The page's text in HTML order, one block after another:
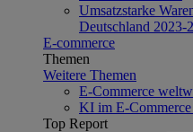
Umsatzstarke
Deutschland 2023-
E-commerce
Themen
Weitere Themen
E-Commerce
KI im E-
Top Report